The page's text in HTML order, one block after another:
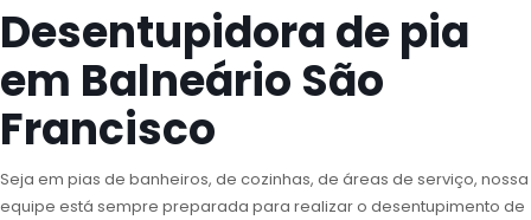
Desentupidora de pia
em Balneário São
Francisco
Seja em pias de banheiros, de cozinhas, de áreas de serviço, nossa
equipe está sempre preparada para realizar o desentupimento de